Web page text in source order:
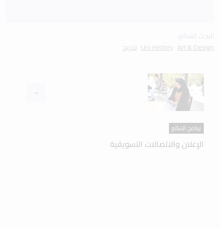
Art & Design
Uni History تخريج
برنامج الشائع
الإعلان والاتصالات التسويقية